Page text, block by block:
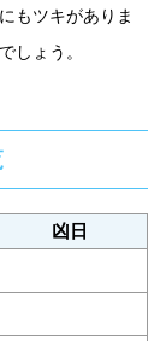
もツキがありま
しょう。
凶日